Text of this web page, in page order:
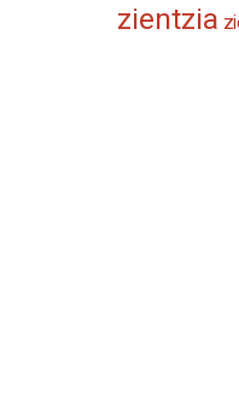
zientzia